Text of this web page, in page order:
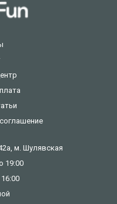
м. Шулявская
19:00